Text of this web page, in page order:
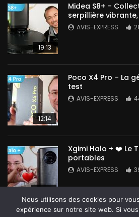
19:13
Midea S8+ –
serpillière vibrante,
AVIS-EXPRESS
12:14
Poco X4 Pro – La
test
AVIS-EXPRESS
Xgimi Halo + ❤️ Le
portables
AVIS-EXPRESS
Nous utilisons des cookies pour
expérience sur notre site web. Si